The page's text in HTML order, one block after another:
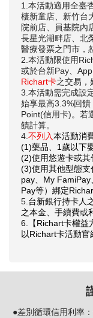
1.本活動適用全臺
棲新童店、新竹台
院前店、員基院內
長星光湖畔店、北
醫療發票之門市，
2.本活動限使用
或於台新Pay、
Richart卡之交易，
3.本活動需完成設
始享最高3.3%回
Point(信用卡)。若
饋計算。
4.不列入本活動消
(1)藥品、 1歲以下
(2)使用悠遊卡或其
(3)使用其他型態支
pay、 My FamiPay
Pay等）綁定
5.台新銀行持卡人
之本金、手續費或
6. 【Richart卡權益
以Richart卡活動官
●差別循環信用利率